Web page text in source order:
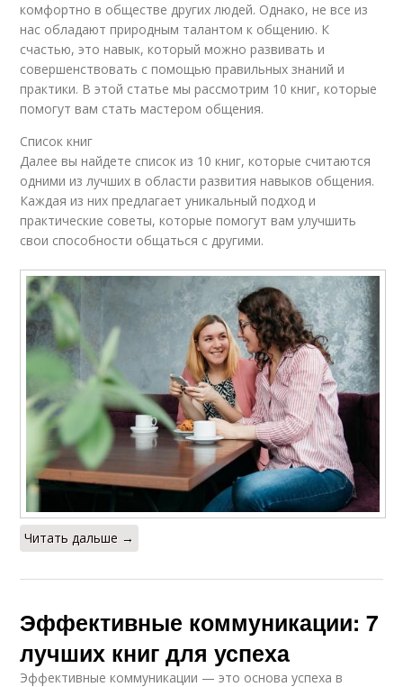
комфортно в обществе других людей. Однако, не все из
нас обладают природным талантом к общению. К
счастью, это навык, который можно развивать и
совершенствовать с помощью правильных знаний и
практики. В этой статье мы рассмотрим 10 книг, которые
помогут вам стать мастером общения.
Список книг
Далее вы найдете список из 10 книг, которые считаются
одними из лучших в области развития навыков общения.
Каждая из них предлагает уникальный подход и
практические советы, которые помогут вам улучшить
свои способности общаться с другими.
Читать дальше →
Эффективные коммуникации: 7
лучших книг для успеха
Эффективные коммуникации — это основа успеха в